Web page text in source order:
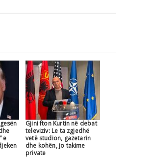
e
Gjini fton Kurtin në debat
televiziv: Le ta zgjedhë
vetë studion, gazetarin
dhe kohën, jo takime
private